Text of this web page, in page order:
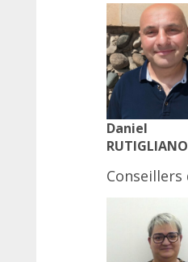
Daniel
RUTIGLIANO